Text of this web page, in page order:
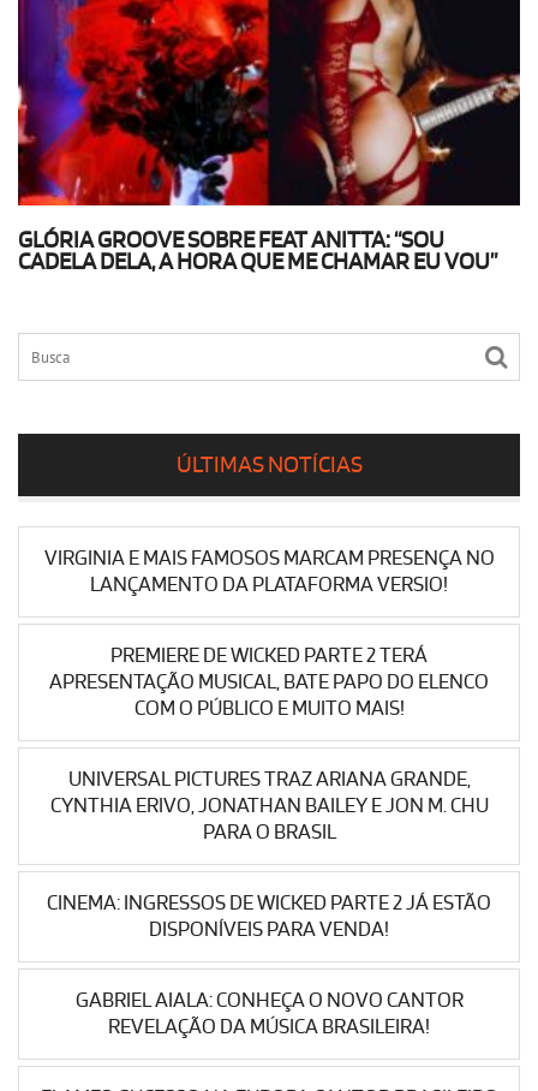
GLÓRIA GROOVE SOBRE FEAT ANITTA: “SOU
CADELA DELA, A HORA QUE ME CHAMAR EU VOU”
ÚLTIMAS NOTÍCIAS
VIRGINIA E MAIS FAMOSOS MARCAM PRESENÇA NO
LANÇAMENTO DA PLATAFORMA VERSIO!
PREMIERE DE WICKED PARTE 2 TERÁ
APRESENTAÇÃO MUSICAL, BATE PAPO DO ELENCO
COM O PÚBLICO E MUITO MAIS!
UNIVERSAL PICTURES TRAZ ARIANA GRANDE,
CYNTHIA ERIVO, JONATHAN BAILEY E JON M. CHU
PARA O BRASIL
CINEMA: INGRESSOS DE WICKED PARTE 2 JÁ ESTÃO
DISPONÍVEIS PARA VENDA!
GABRIEL AIALA: CONHEÇA O NOVO CANTOR
REVELAÇÃO DA MÚSICA BRASILEIRA!